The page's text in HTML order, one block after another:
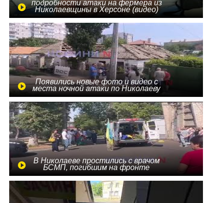
подробности атаки на фермера из
Николаевщины в Херсоне (видео)
Появились новые фото и видео с
места ночной атаки по Николаеву
В Николаеве простились с врачом
БСМП, погибшим на фронте